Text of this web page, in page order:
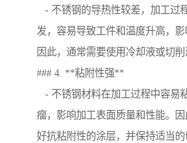
- 不锈钢的导热性较差，加工过
发，容易导致工件和温度升高，影
因此，通常需要使用冷却液或切削
### 4. **粘附性强**
- 不锈钢材料在加工过程中容易
瘤，影响加工表面质量和性能。
好抗粘附性的涂层，并保持适当的